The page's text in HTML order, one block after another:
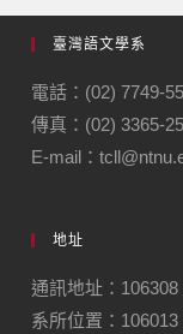
臺灣語文學系
電話：(02) 7749-
傳真：(02) 3365-
E-mail：
地址
通訊地址：
系所位置：